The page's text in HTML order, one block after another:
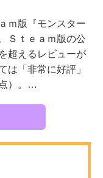
ｍ版『モンスター
Ｓｔｅａｍ版の公
超えるレビューが
は「非常に好評」
）。…